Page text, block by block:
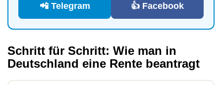
📲 Telegram 👍 Facebook
Schritt für Schritt: Wie man in
Deutschland eine Rente beantragt